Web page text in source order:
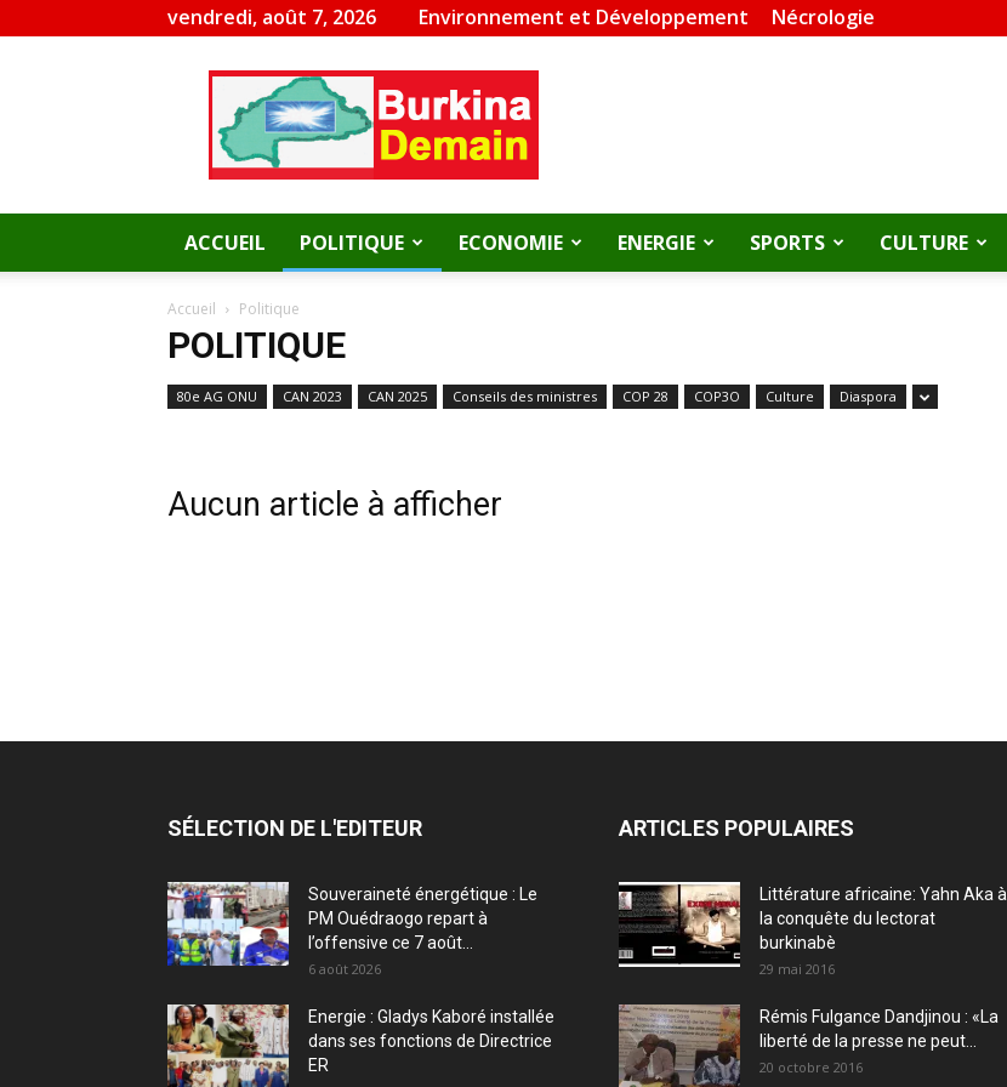
vendredi, août 7, 2026 Environnement et Développement Nécrologie
Burkina
Demain
ACCUEIL POLITIQUE ECONOMIE ENERGIE SPORTS CULTURE
Accueil Politique
POLITIQUE
80e AG ONU CAN 2023 CAN 2025 Conseils des ministres COP 28 COP3O Culture Diaspora
Aucun article à afficher
SÉLECTION DE L'EDITEUR
Souveraineté énergétique : Le
PM Ouédraogo repart à
l’offensive ce 7 août...
6 août 2026
Energie : Gladys Kaboré installée
dans ses fonctions de Directrice
ER
ARTICLES POPULAIRES
Littérature africaine: Yahn Aka à
la conquête du lectorat
burkinabè
29 mai 2016
Rémis Fulgance Dandjinou : «La
liberté de la presse ne peut...
20 octobre 2016